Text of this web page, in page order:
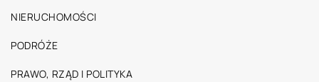
NIERUCHOMOŚCI
PODRÓŻE
PRAWO, RZĄD I POLITYKA